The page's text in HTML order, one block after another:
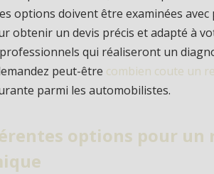
options doivent être examinées
obtenir un devis précis et adapté à
qui réaliseront un
peut-être combien coute un
parmi les automobilistes.
options pour un